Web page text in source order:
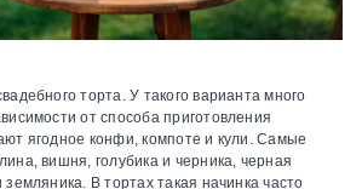
торта.У такого варианта много
от способа приготовления
ягодное конфи, компоте и кули. Самые
вишня, голубика и черника, черная
В тортах такая начинка часто